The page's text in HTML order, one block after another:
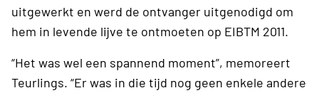
uitgewerkt en werd de ontvanger uitgenodigd om
hem in levende lijve te ontmoeten op EIBTM 2011.
“Het was wel een spannend moment”, memoreert
Teurlings. “Er was in die tijd nog geen enkele andere